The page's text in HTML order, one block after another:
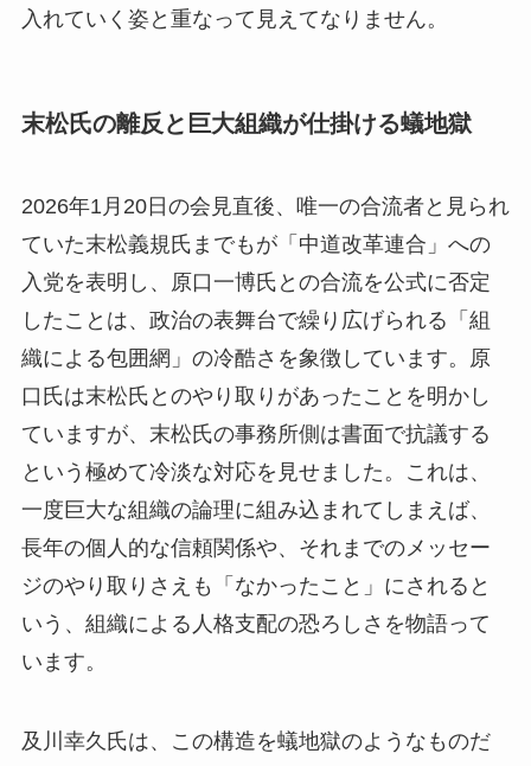
入れていく姿と重なって見えてなりません。
末松氏の離反と巨大組織が仕掛ける蟻地獄
2026年1月20日の会見直後、唯一の合流者と見られ
ていた末松義規氏までもが「中道改革連合」への
入党を表明し、原口一博氏との合流を公式に否定
したことは、政治の表舞台で繰り広げられる「組
織による包囲網」の冷酷さを象徴しています。原
口氏は末松氏とのやり取りがあったことを明かし
ていますが、末松氏の事務所側は書面で抗議する
という極めて冷淡な対応を見せました。これは、
一度巨大な組織の論理に組み込まれてしまえば、
長年の個人的な信頼関係や、それまでのメッセー
ジのやり取りさえも「なかったこと」にされると
いう、組織による人格支配の恐ろしさを物語って
います。
及川幸久氏は、この構造を蟻地獄のようなものだ